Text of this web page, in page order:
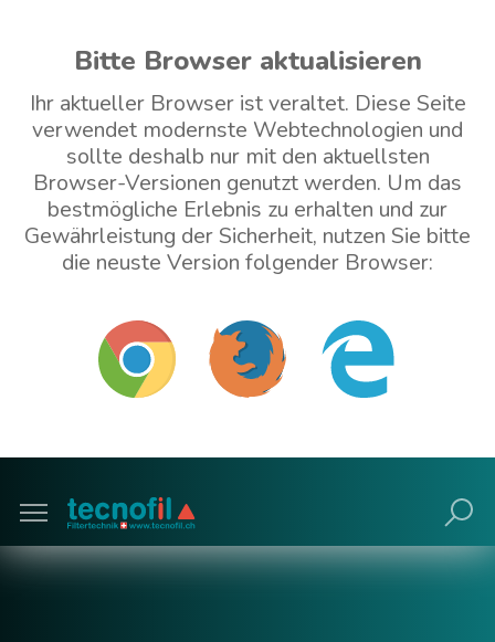
Bitte Browser aktualisieren
Ihr aktueller Browser ist veraltet. Diese Seite
verwendet modernste Webtechnologien und
sollte deshalb nur mit den aktuellsten
Browser-Versionen genutzt werden. Um das
bestmögliche Erlebnis zu erhalten und zur
Gewährleistung der Sicherheit, nutzen Sie bitte
die neuste Version folgender Browser:
Mit veraltetem Browser weitermachen (nicht